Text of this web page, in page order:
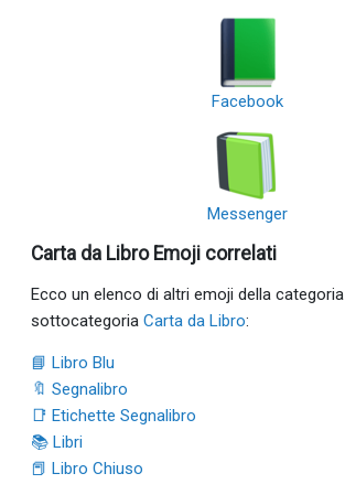
Facebook
Messenger
Carta da Libro Emoji correlati
Ecco un elenco di altri emoji della categoria
sottocategoria Carta da Libro:
📘 Libro Blu
🔖 Segnalibro
📑 Etichette Segnalibro
📚 Libri
📕 Libro Chiuso